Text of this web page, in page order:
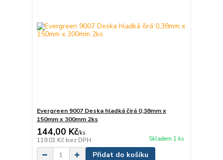
Evergreen 9007 Deska hladká čirá 0,38mm x
150mm x 300mm 2ks
144,00 Kč/ks
119,01 Kč bez DPH Skladem 1 ks
Přidat do košíku